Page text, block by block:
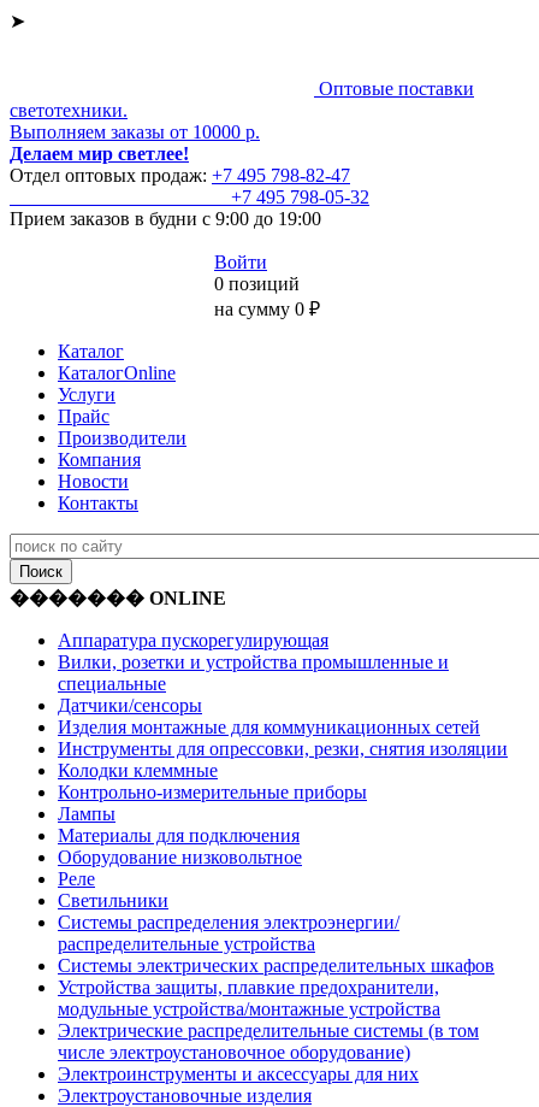
➤
Оптовые поставки
светотехники.
Выполняем заказы от 10000 р.
Делаем мир светлее!
Отдел оптовых продаж: +7 495 798-82-47
+7 495 798-05-32
Прием заказов в будни с 9:00 до 19:00
Войти
0 позиций
на сумму 0 ₽
Каталог
КаталогOnline
Услуги
Прайс
Производители
Компания
Новости
Контакты
������� ONLINE
Аппаратура пускорегулирующая
Вилки, розетки и устройства промышленные и
специальные
Датчики/сенсоры
Изделия монтажные для коммуникационных сетей
Инструменты для опрессовки, резки, снятия изоляции
Колодки клеммные
Контрольно-измерительные приборы
Лампы
Материалы для подключения
Оборудование низковольтное
Реле
Светильники
Системы распределения электроэнергии/
распределительные устройства
Системы электрических распределительных шкафов
Устройства защиты, плавкие предохранители,
модульные устройства/монтажные устройства
Электрические распределительные системы (в том
числе электроустановочное оборудование)
Электроинструменты и аксессуары для них
Электроустановочные изделия